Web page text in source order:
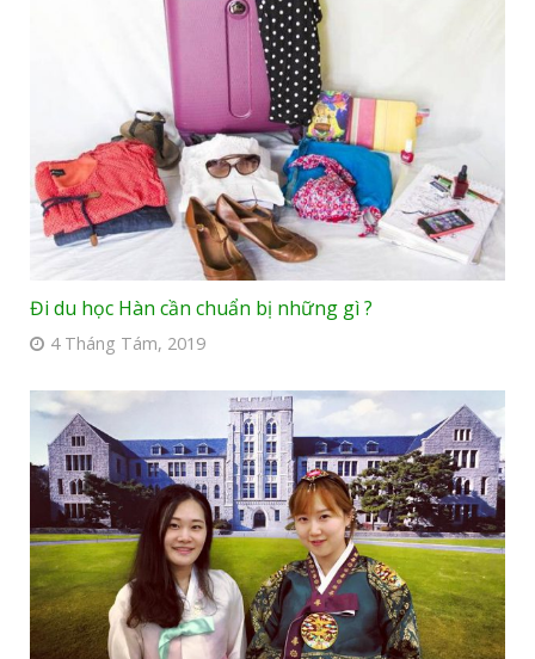
Đi du học Hàn cần chuẩn bị những gì ?
4 Tháng Tám, 2019